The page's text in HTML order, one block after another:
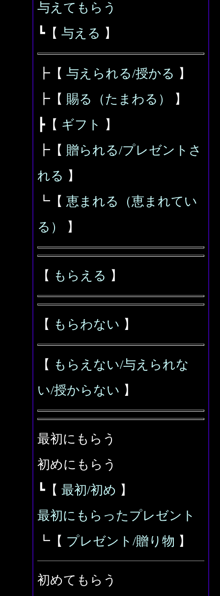
与えてもらう
┗【 与える 】
┣【 与えられる/授かる 】
┣【 賜る（たまわる）
】
┣【 ギフト
】
┣【 贈られる/プレゼントさ
れる 】
┗【 恵まれる（恵まれてい
る）
】
【 もらえる 】
【 もらわない 】
【 もらえない/与えられな
い/授からない 】
最初にもらう
初めにもらう
┗【 最初/初め 】
最初にもらったプレゼント
┗【 プレゼント/贈り物 】
初めてもらう